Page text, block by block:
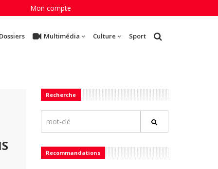
Mon compte
Multimédia Culture Sport
Recherche
Recommandations